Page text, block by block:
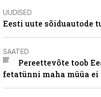
UUDISED
Eesti uute sõiduautode
SAATED
Pereettevõte toob
fetatünni maha müüa ei